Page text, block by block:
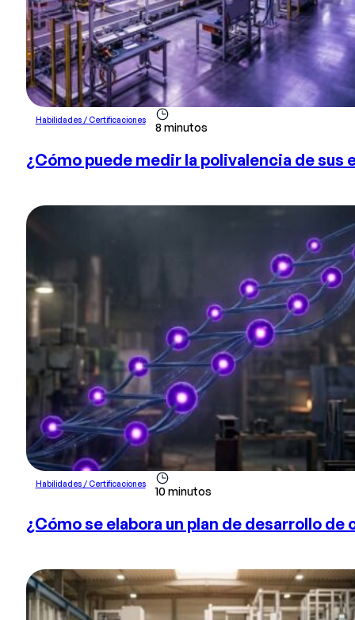
Habilidades / Certificaciones
8 minutos
¿Cómo puede medir la polivalencia de sus
Habilidades / Certificaciones
10 minutos
¿Cómo se elabora un plan de desarrollo